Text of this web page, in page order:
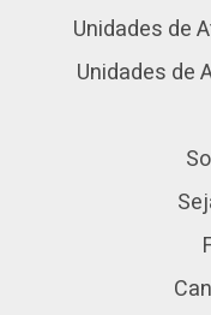
Unidades de
Unidades de